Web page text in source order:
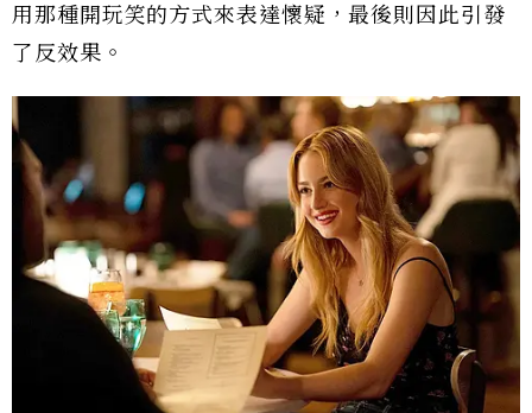
用那種開玩笑的方式來表達懷疑，最後則因此引發
了反效果。